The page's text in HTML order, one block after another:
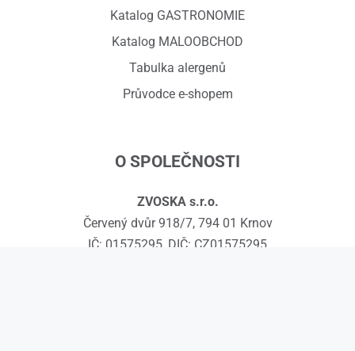
Katalog GASTRONOMIE
Katalog MALOOBCHOD
Tabulka alergenů
Průvodce e-shopem
O SPOLEČNOSTI
ZVOSKA s.r.o.
Červený dvůr 918/7, 794 01 Krnov
IČ: 01575295, DIČ: CZ01575295